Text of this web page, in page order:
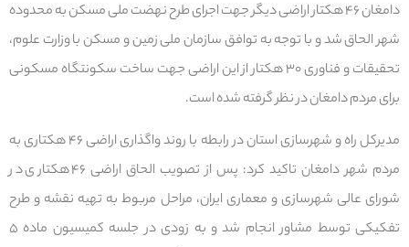
دامغان ۴۶ هکتار اراضی دیگر جهت اجرای طرح نهضت ملی مسکن به محدوده
شهر الحاق شد و با توجه به توافق سازمان ملی زمین و مسکن با وزارت علوم،
تحقیقات و فناوری ۳۰ هکتار از این اراضی جهت ساخت سکونتگاه‌ مسکونی
برای مردم دامغان در نظر گرفته شده است.
مدیرکل راه و شهرسازی استان در رابطه با روند واگذاری اراضی ۴۶ هکتاری به
مردم شهر دامغان تاکید کرد: پس از تصویب الحاق اراضی ۴۶ هکتاری در
شورای عالی شهرسازی و معماری ایران، مراحل مربوط به تهیه نقشه و طرح
تفکیکی توسط مشاور انجام شد و به زودی در جلسه کمیسیون ماده ۵